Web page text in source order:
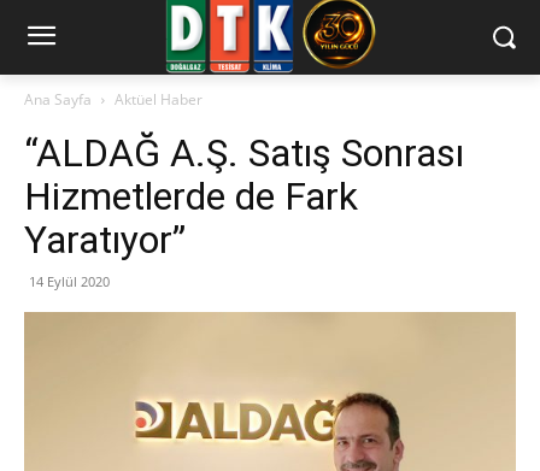
Ana Sayfa Aktüel Haber
“ALDAĞ A.Ş. Satış Sonrası
Hizmetlerde de Fark
Yaratıyor”
14 Eylül 2020